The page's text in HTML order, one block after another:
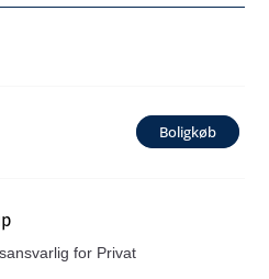
Boligkøb
for Privat